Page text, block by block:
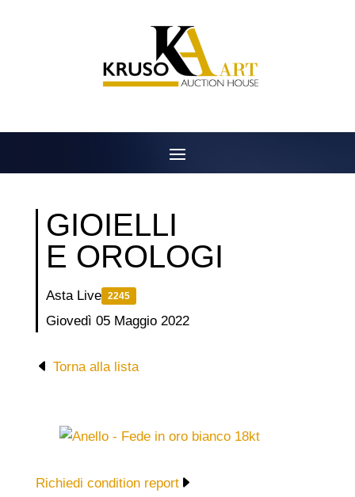
GIOIELLI
E OROLOGI
Asta Live 2245
Giovedì 05 Maggio 2022
Torna alla lista
Richiedi condition report